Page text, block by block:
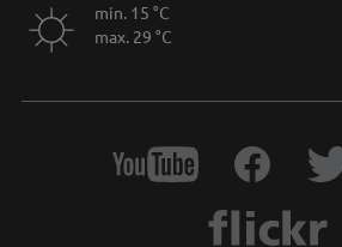
min. 15 °C
max. 29 °C